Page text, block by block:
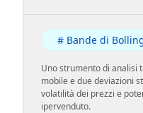
# Bande di
Uno strumento di analisi
mobile e due deviazioni
volatilità dei prezzi e
ipervenduto.